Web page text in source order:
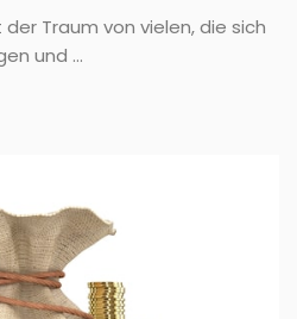
Traum von vielen, die sich
und ...